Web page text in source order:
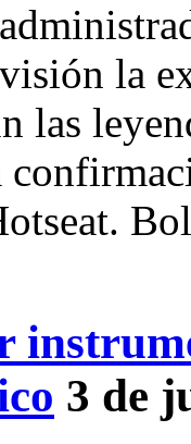
la
las
3 de